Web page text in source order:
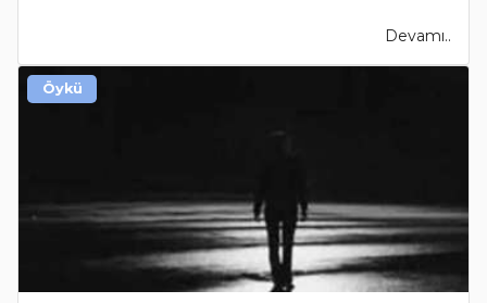
Devamı..
Öykü